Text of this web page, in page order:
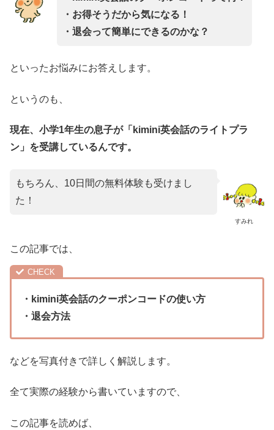
・お得そうだから気になる！
・退会って簡単にできるのかな？
といったお悩みにお答えします。
というのも、
現在、小学1年生の息子が「kimini英会話のライトプラ
ン」を受講しているんです。
すみれ
もちろん、10日間の無料体験も受けまし
た！
この記事では、
・kimini英会話のクーポンコードの使い方
・退会方法
などを写真付きで詳しく解説します。
全て実際の経験から書いていますので、
この記事を読めば、